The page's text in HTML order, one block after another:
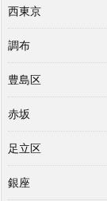
西東京
調布
豊島区
赤坂
足立区
銀座